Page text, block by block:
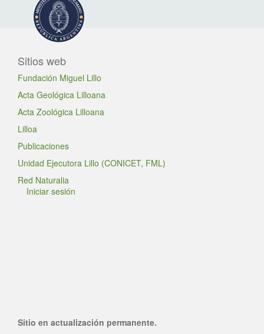
Sitios web
Fundación Miguel Lillo
Acta Geológica Lilloana
Acta Zoológica Lilloana
Lilloa
Publicaciones
Unidad Ejecutora Lillo (CONICET, FML)
Red Naturalia
Iniciar sesión
Sitio en actualización permanente.